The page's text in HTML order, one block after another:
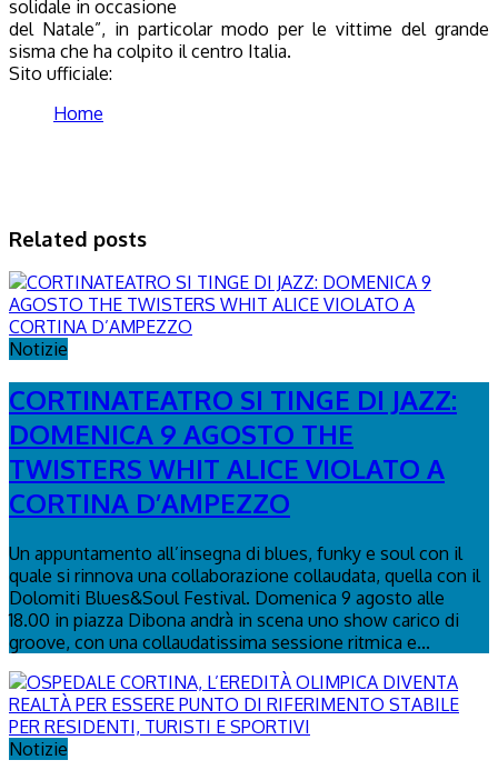
solidale in occasione
del Natale”, in particolar modo per le vittime del grande
sisma che ha colpito il centro Italia.
Sito ufficiale:
Home
Related posts
Notizie
CORTINATEATRO SI TINGE DI JAZZ:
DOMENICA 9 AGOSTO THE
TWISTERS WHIT ALICE VIOLATO A
CORTINA D’AMPEZZO
Un appuntamento all’insegna di blues, funky e soul con il
quale si rinnova una collaborazione collaudata, quella con il
Dolomiti Blues&Soul Festival. Domenica 9 agosto alle
18.00 in piazza Dibona andrà in scena uno show carico di
groove, con una collaudatissima sessione ritmica e...
Notizie